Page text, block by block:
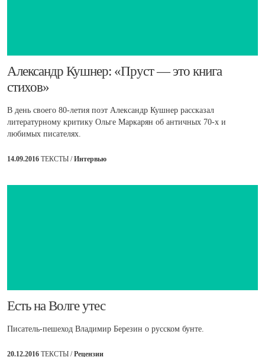
​Александр Кушнер: «Пруст — это книга
стихов»
В день своего 80-летия поэт Александр Кушнер рассказал
литературному критику Ольге Маркарян об античных 70-х и
любимых писателях.
14.09.2016 ТЕКСТЫ /Интервью
​Есть на Волге утес
Писатель-пешеход Владимир Березин о русском бунте.
20.12.2016 ТЕКСТЫ /Рецензии